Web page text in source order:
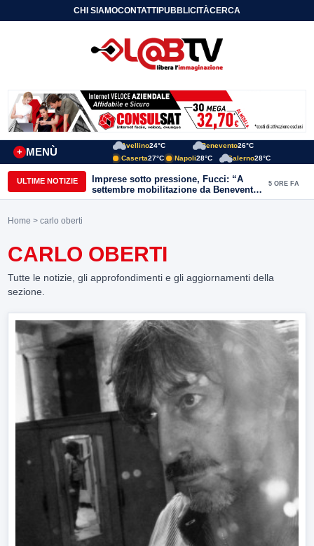
CHI SIAMOCONTATTIPUBBLICITÀCERCA
MENÙ
+
Avellino24°C Benevento26°C
Caserta27°C Napoli28°C Salerno28°C
ULTIME NOTIZIE
Imprese sotto pressione, Fucci: “A
settembre mobilitazione da Benevento
e Avellino”
5 ORE FA
Home > carlo oberti
CARLO OBERTI
Tutte le notizie, gli approfondimenti e gli aggiornamenti della
sezione.